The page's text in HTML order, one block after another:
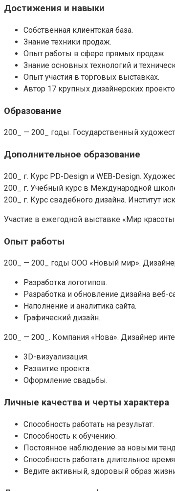
Достижения и навыки
Собственная клиентская база.
Знание техники продаж.
Опыт работы в сфере прямых продаж.
Знание основных технологий и
Опыт участия в торговых выставках.
Автор 17 крупных дизайнерских
Образование
200_ — 200_ годы. Государственный
Дополнительное образование
200_ г. Курс PD-Design и WEB-Design.
200_ г. Учебный курс в Международной
200_ г. Курс свадебного дизайна. Институт
Участие в ежегодной выставке «Мир
Опыт работы
200_ — 200_ годы ООО «Новый мир».
Разработка логотипов.
Разработка и обновление дизайна веб-
Наполнение и аналитика сайта.
Графический дизайн.
200_ — 200_. Компания «Нова». Дизайнер
3D-визуализация.
Развитие проекта.
Оформление свадьбы.
Личные качества и черты характера
Способность работать на результат.
Способность к обучению.
Постоянное наблюдение за новыми
Способность работать длительное
Ведите активный, здоровый образ